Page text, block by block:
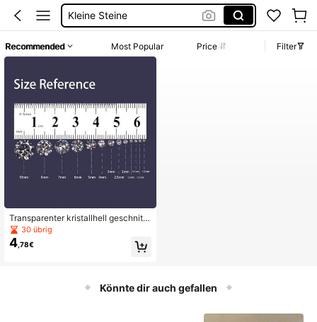
Kleine Steine
Recommended Most Popular Price Filter
Transparenter kristallhell geschnitte
ner kubischer Zirkonia-Rundstein, g
eeignet für DIY Schmuckprojekte, l
uxuriöser Schmuck für Hochzeiten,
30 übrig
4 ,78€
Könnte dir auch gefallen